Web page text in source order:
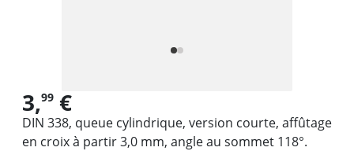
3,99 €
DIN 338, queue cylindrique, version courte, affûtage
en croix à partir 3,0 mm, angle au sommet 118°.